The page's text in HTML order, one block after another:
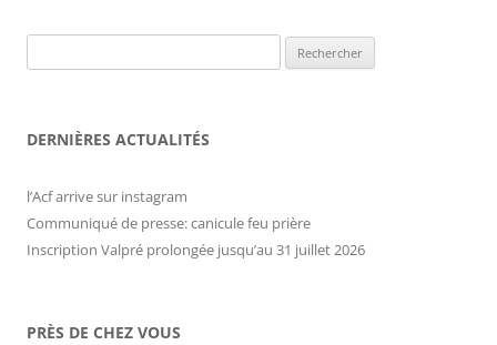
DERNIÈRES ACTUALITÉS
l’Acf arrive sur instagram
Communiqué de presse: canicule feu prière
Inscription Valpré prolongée jusqu’au 31 juillet 2026
PRÈS DE CHEZ VOUS